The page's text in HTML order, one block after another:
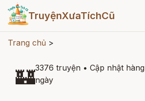
TruyệnXưaTíchCũ
Trang chủ >
🏰3376 truyện • Cập nhật hàng
ngày